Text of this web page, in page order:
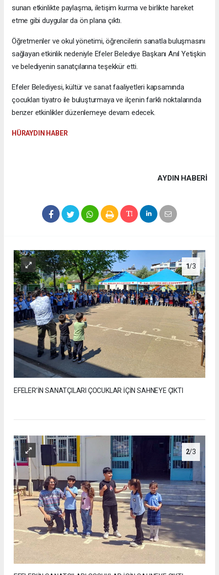
sunan etkinlikte paylaşma, iletişim kurma ve birlikte hareket
etme gibi duygular da ön plana çıktı.
Öğretmenler ve okul yönetimi, öğrencilerin sanatla buluşmasını
sağlayan etkinlik nedeniyle Efeler Belediye Başkanı Anıl Yetişkin
ve belediyenin sanatçılarına teşekkür etti.
Efeler Belediyesi, kültür ve sanat faaliyetleri kapsamında
çocukları tiyatro ile buluşturmaya ve ilçenin farklı noktalarında
benzer etkinlikler düzenlemeye devam edecek.
HÜRAYDIN HABER
AYDIN HABERİ
1/3
EFELER’İN SANATÇILARI ÇOCUKLAR İÇİN SAHNEYE ÇIKTI
2/3